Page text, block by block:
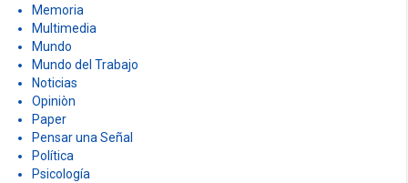
Memoria
Multimedia
Mundo
Mundo del Trabajo
Noticias
Opiniòn
Paper
Pensar una Señal
Política
Psicología